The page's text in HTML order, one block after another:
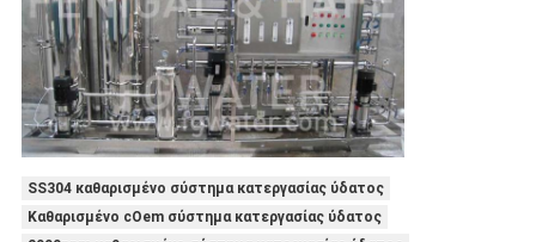
SS304 καθαρισμένο σύστημα κατεργασίας ύδατος
Καθαρισμένο cOem σύστημα κατεργασίας ύδατος